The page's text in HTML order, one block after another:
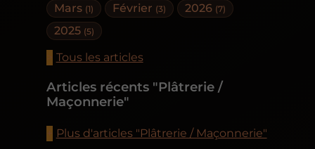
Mars (1) Février (3) 2026 (7)
2025 (5)
Tous les articles
Articles récents "Plâtrerie /
Maçonnerie"
Plus d'articles "Plâtrerie / Maçonnerie"